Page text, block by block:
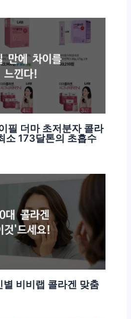
필 더마 초저분자 콜라
소 173달톤의 초흡수
비비랩 콜라겐 맞춤